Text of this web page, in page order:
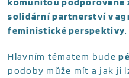
solidární partnerství v
feministické perspektivy.
Hlavním tématem bude
podoby může mít a jak ji